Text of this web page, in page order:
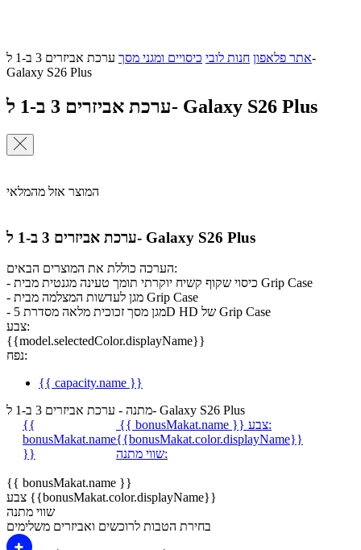
אתר פלאפון חנות לובי כיסויים ומגני מסך
ערכת אביזרים 3 ב-1 ל-
Galaxy S26 Plus
ערכת אביזרים 3 ב-1 ל- Galaxy S26 Plus
המוצר אזל מהמלאי
ערכת אביזרים 3 ב-1 ל- Galaxy S26 Plus
הערכה כוללת את המוצרים הבאים:
- כיסוי שקוף קשיח יוקרתי תומך טעינה מגנטית מבית Grip Case
- מגן לעדשות המצלמה מבית Grip Case
- מגן מסך זכוכית מלאה מסדרת 5D HD של Grip Case
צבע:
{{model.selectedColor.displayName}}
נפח:
{{ capacity.name }}
מתנה - ערכת אביזרים 3 ב-1 ל- Galaxy S26 Plus
{{
bonusMakat.name
}}
{{ bonusMakat.name }}
צבע:
{{bonusMakat.color.displayName}}
שווי מתנה:
{{ bonusMakat.name }}
צבע {{bonusMakat.color.displayName}}
שווי מתנה
בחירת הטבות לרוכשים ואביזרים משלימים